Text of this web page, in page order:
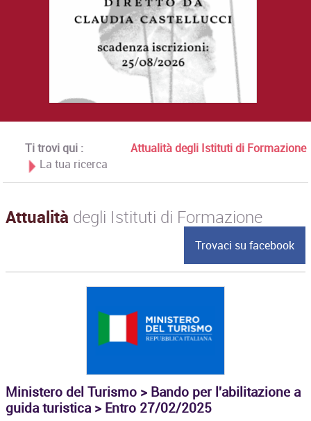
Ti trovi qui :
Attualità degli Istituti di Formazione
La tua ricerca
Attualità degli Istituti di Formazione
Trovaci su facebook
Ministero del Turismo > Bando per l'abilitazione a
guida turistica > Entro 27/02/2025